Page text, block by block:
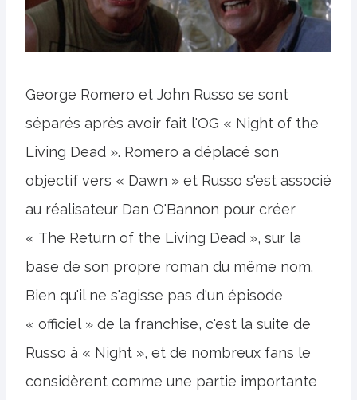
George Romero et John Russo se sont
séparés après avoir fait l'OG « Night of the
Living Dead ». Romero a déplacé son
objectif vers « Dawn » et Russo s'est associé
au réalisateur Dan O'Bannon pour créer
« The Return of the Living Dead », sur la
base de son propre roman du même nom.
Bien qu'il ne s'agisse pas d'un épisode
« officiel » de la franchise, c'est la suite de
Russo à « Night », et de nombreux fans le
considèrent comme une partie importante